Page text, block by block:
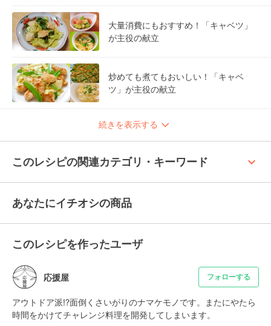
大量消費にもおすすめ！「キャベツ」
が主役の献立
炒めても煮てもおいしい！「キャベ
ツ」が主役の献立
続きを表示する
このレシピの関連カテゴリ・キーワード keyboard_arrow_up
あなたにイチオシの商品
このレシピを作ったユーザ
応援屋 フォローする
アウトドア派!?面倒くさいがりのナマケモノです。またにやたら
時間をかけてチャレンジ料理を開発してしまいます。